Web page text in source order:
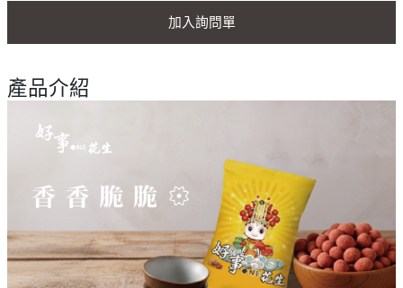
加入詢問單
產品介紹